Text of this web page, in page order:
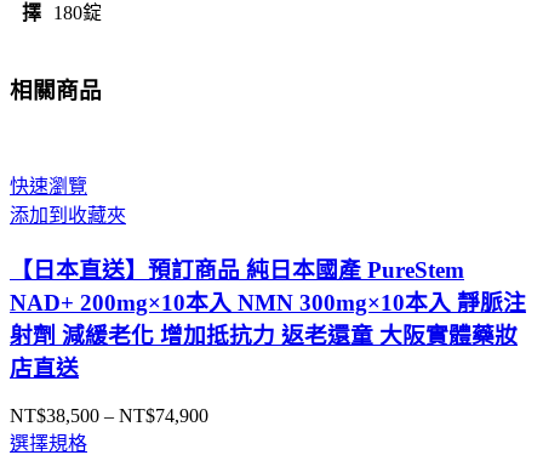
錠
阪
藥
妝
店
直
數
量
擇 180錠
相關商品
快速瀏覽
添加到收藏夾
【日本直送】預訂商品 純日本國產 PureStem
NAD+ 200mg×10本入 NMN 300mg×10本入 靜脈注
射劑 減緩老化 增加抵抗力 返老還童 大阪實體藥妝
店直送
NT$38,500 – NT$74,900價
選擇規格